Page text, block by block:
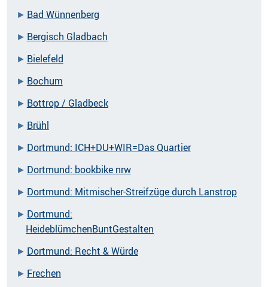
Bad Wünnenberg
Bergisch Gladbach
Bielefeld
Bochum
Bottrop / Gladbeck
Brühl
Dortmund: ICH+DU+WIR=Das Quartier
Dortmund: bookbike nrw
Dortmund: Mitmischer-Streifzüge durch Lanstrop
Dortmund:
HeideblümchenBuntGestalten
Dortmund: Recht & Würde
Frechen